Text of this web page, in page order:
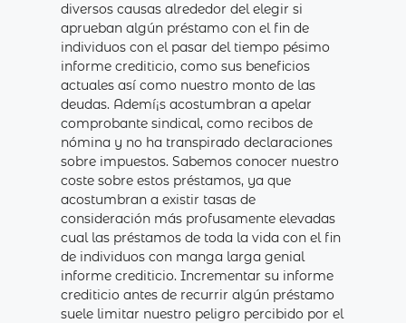
diversos causas alrededor del elegir si
aprueban algún préstamo con el fin de
individuos con el pasar del tiempo pésimo
informe crediticio, como sus beneficios
actuales así­ como nuestro monto de las
deudas. Ademí¡s acostumbran a apelar
comprobante sindical, como recibos de
nómina y no ha transpirado declaraciones
sobre impuestos. Sabemos conocer nuestro
coste sobre estos préstamos, ya que
acostumbran a existir tasas de
consideración más profusamente elevadas
cual las préstamos de toda la vida con el fin
de individuos con manga larga genial
informe crediticio. Incrementar su informe
crediticio antes de recurrir algún préstamo
suele limitar nuestro peligro percibido por el